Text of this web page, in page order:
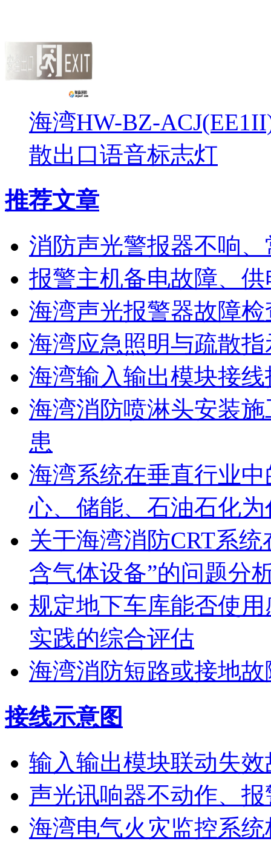
海湾HW-BZ-
散出口语音标志灯
推荐文章
消防声光警报器不响
报警主机备电故障、
海湾声光报警器故障
海湾应急照明与疏散
海湾输入输出模块接
海湾消防喷淋头安装
患
海湾系统在垂直行业
心、储能、石油石化
关于海湾消防CRT系
含气体设备”的问题分
规定地下车库能否使
实践的综合评估
海湾消防短路或接地
接线示意图
输入输出模块联动失效
声光讯响器不动作、
海湾电气火灾监控系